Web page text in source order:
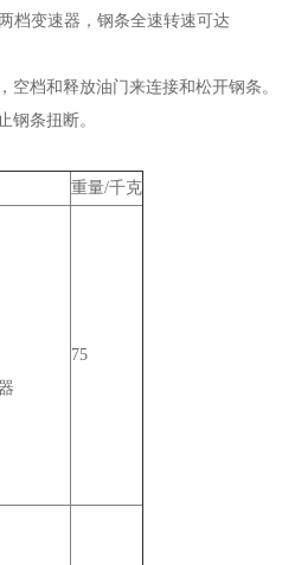
档变速器，钢条全速转速可达
空档和释放油门来连接和松开钢条。
钢条扭断。
重量/千克
75